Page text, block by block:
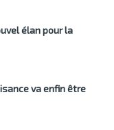
élan pour la
va enfin être